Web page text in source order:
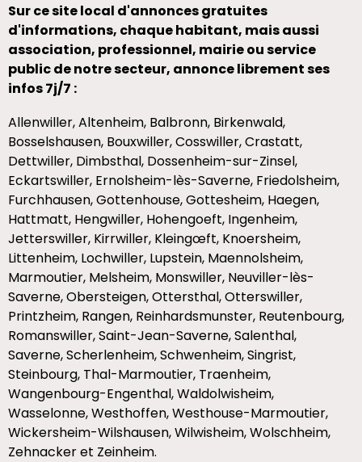
Sur ce site local d'annonces gratuites
d'informations, chaque habitant, mais aussi
association, professionnel, mairie ou service
public de notre secteur, annonce librement ses
infos 7j/7 :
Allenwiller, Altenheim, Balbronn, Birkenwald,
Bosselshausen, Bouxwiller, Cosswiller, Crastatt,
Dettwiller, Dimbsthal, Dossenheim-sur-Zinsel,
Eckartswiller, Ernolsheim-lès-Saverne, Friedolsheim,
Furchhausen, Gottenhouse, Gottesheim, Haegen,
Hattmatt, Hengwiller, Hohengoeft, Ingenheim,
Jetterswiller, Kirrwiller, Kleingœft, Knoersheim,
Littenheim, Lochwiller, Lupstein, Maennolsheim,
Marmoutier, Melsheim, Monswiller, Neuviller-lès-
Saverne, Obersteigen, Ottersthal, Otterswiller,
Printzheim, Rangen, Reinhardsmunster, Reutenbourg,
Romanswiller, Saint-Jean-Saverne, Salenthal,
Saverne, Scherlenheim, Schwenheim, Singrist,
Steinbourg, Thal-Marmoutier, Traenheim,
Wangenbourg-Engenthal, Waldolwisheim,
Wasselonne, Westhoffen, Westhouse-Marmoutier,
Wickersheim-Wilshausen, Wilwisheim, Wolschheim,
Zehnacker et Zeinheim.